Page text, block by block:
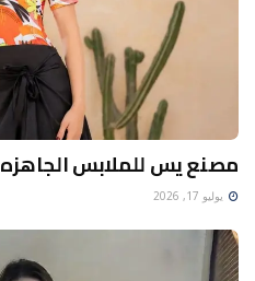
مصنع يس للملابس الجاهزه
يوليو 17, 2026